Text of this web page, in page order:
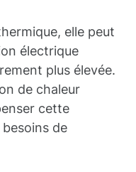
elle peut
électrique
plus élevée.
de chaleur
cette
de